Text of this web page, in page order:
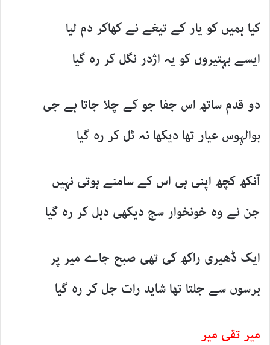
کیا ہمیں کو یار کے تیغے نے کھاکر دم لیا
ایسے بہتیروں کو یہ اژدر نگل کر رہ گیا
دو قدم ساتھ اس جفا جو کے چلا جاتا ہے جی
بوالہوس عیار تھا دیکھا نہ ٹل کر رہ گیا
آنکھ کچھ اپنی ہی اس کے سامنے ہوتی نہیں
جن نے وہ خونخوار سج دیکھی دہل کر رہ گیا
ایک ڈھیری راکھ کی تھی صبح جاے میر پر
برسوں سے جلتا تھا شاید رات جل کر رہ گیا
میر تقی میر